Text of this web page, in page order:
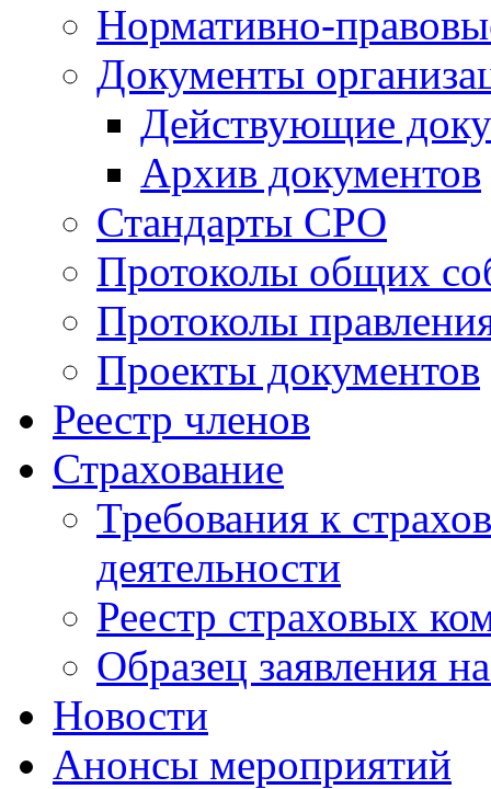
Нормативно-
Документы
Действующие
Архив документов
Стандарты СРО
Протоколы общих
Протоколы
Проекты документов
Реестр членов
Страхование
Требования к
деятельности
Реестр страховых
Образец заявления
Новости
Анонсы мероприятий